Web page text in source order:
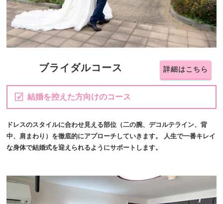
ブライダルコース 詳細はこちら
結婚を控えた方向けのコース
ドレスのスタイルに合わせ見える部位（二の腕、デコルテライン、背
中、肩まわり）を徹底的にアプローチしていきます。 人生で一番キレイ
な身体で結婚式を迎えられるようにサポートします。